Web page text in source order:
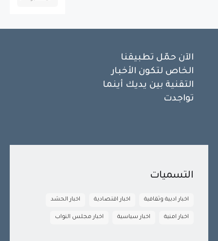
الآن حمّل تطبيقنا
الخاص لتكون الأخبار
التقنية بين يديك أينما
تواجدت
التسميات
اخبار ادبية وثقافية اخبار اقتصادية اخبار الحشد
اخبار امنية اخبار سياسية اخبار مجلس النواب